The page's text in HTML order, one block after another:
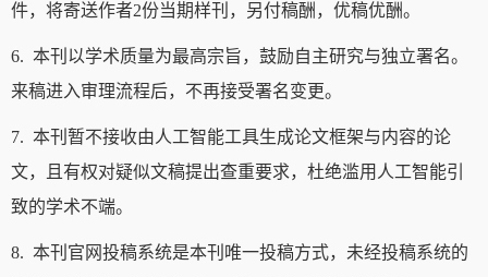
件，将寄送作者2份当期样刊，另付稿酬，优稿优酬。
6. 本刊以学术质量为最高宗旨，鼓励自主研究与独立署名。
来稿进入审理流程后，不再接受署名变更。
7. 本刊暂不接收由人工智能工具生成论文框架与内容的论
文，且有权对疑似文稿提出查重要求，杜绝滥用人工智能引
致的学术不端。
8. 本刊官网投稿系统是本刊唯一投稿方式，未经投稿系统的